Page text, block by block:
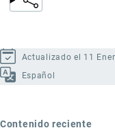
Actualizado el 11
Español
Contenido reciente